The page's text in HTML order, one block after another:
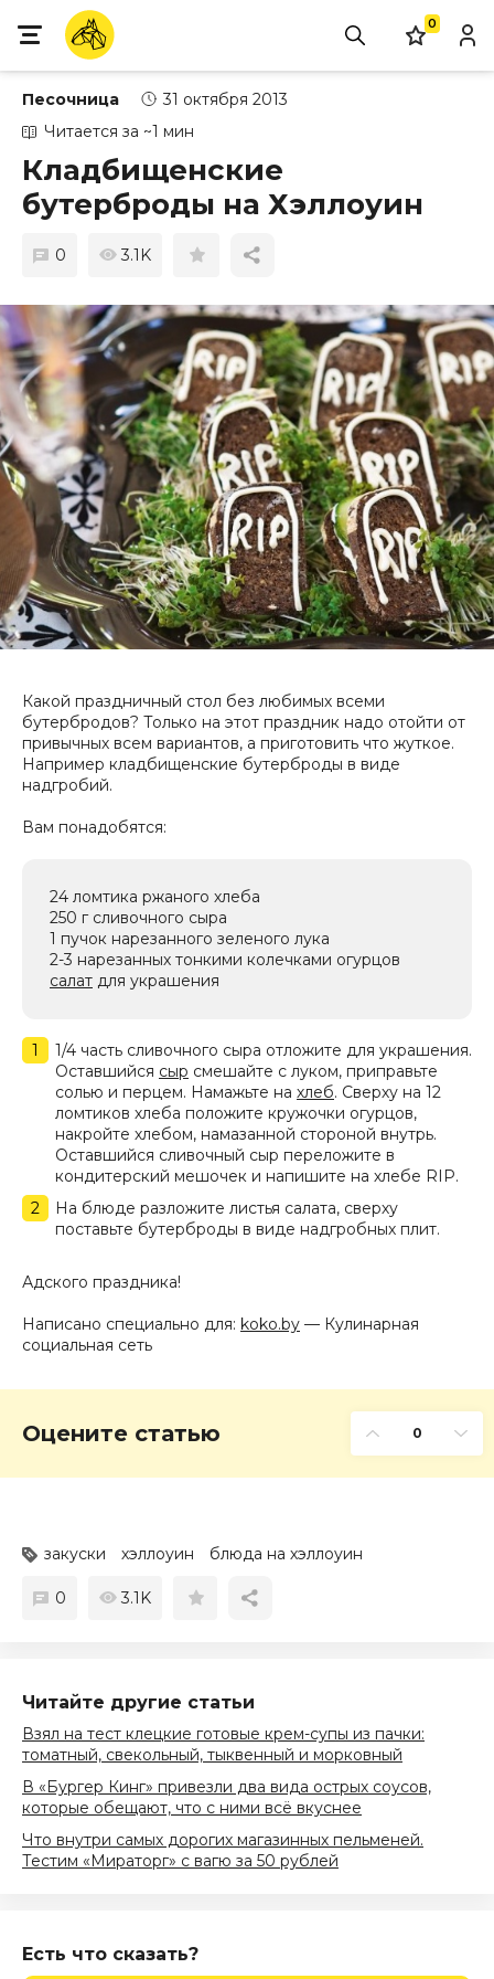
0
Песочница
31 октября 2013
Читается за ~1 мин
Кладбищенские
бутерброды на Хэллоуин
0 3.1K
Какой праздничный стол без любимых всеми
бутербродов? Только на этот праздник надо отойти от
привычных всем вариантов, а приготовить что жуткое.
Например кладбищенские бутерброды в виде
надгробий.
Вам понадобятся:
24 ломтика ржаного хлеба
250 г сливочного сыра
1 пучок нарезанного зеленого лука
2-3 нарезанных тонкими колечками огурцов
салат для украшения
1/4 часть сливочного сыра отложите для украшения.
Оставшийся сыр смешайте с луком, приправьте
солью и перцем. Намажьте на хлеб. Сверху на 12
ломтиков хлеба положите кружочки огурцов,
накройте хлебом, намазанной стороной внутрь.
Оставшийся сливочный сыр переложите в
кондитерский мешочек и напишите на хлебе RIP.
На блюде разложите листья салата, сверху
поставьте бутерброды в виде надгробных плит.
Адского праздника!
Написано специально для: koko.by — Кулинарная
социальная сеть
Оцените статью 0
закуски хэллоуин блюда на хэллоуин
0 3.1K
Читайте другие статьи
Взял на тест клецкие готовые крем-супы из пачки:
томатный, свекольный, тыквенный и морковный
В «Бургер Кинг» привезли два вида острых соусов,
которые обещают, что с ними всё вкуснее
Что внутри самых дорогих магазинных пельменей.
Тестим «Мираторг» с вагю за 50 рублей
Есть что сказать?